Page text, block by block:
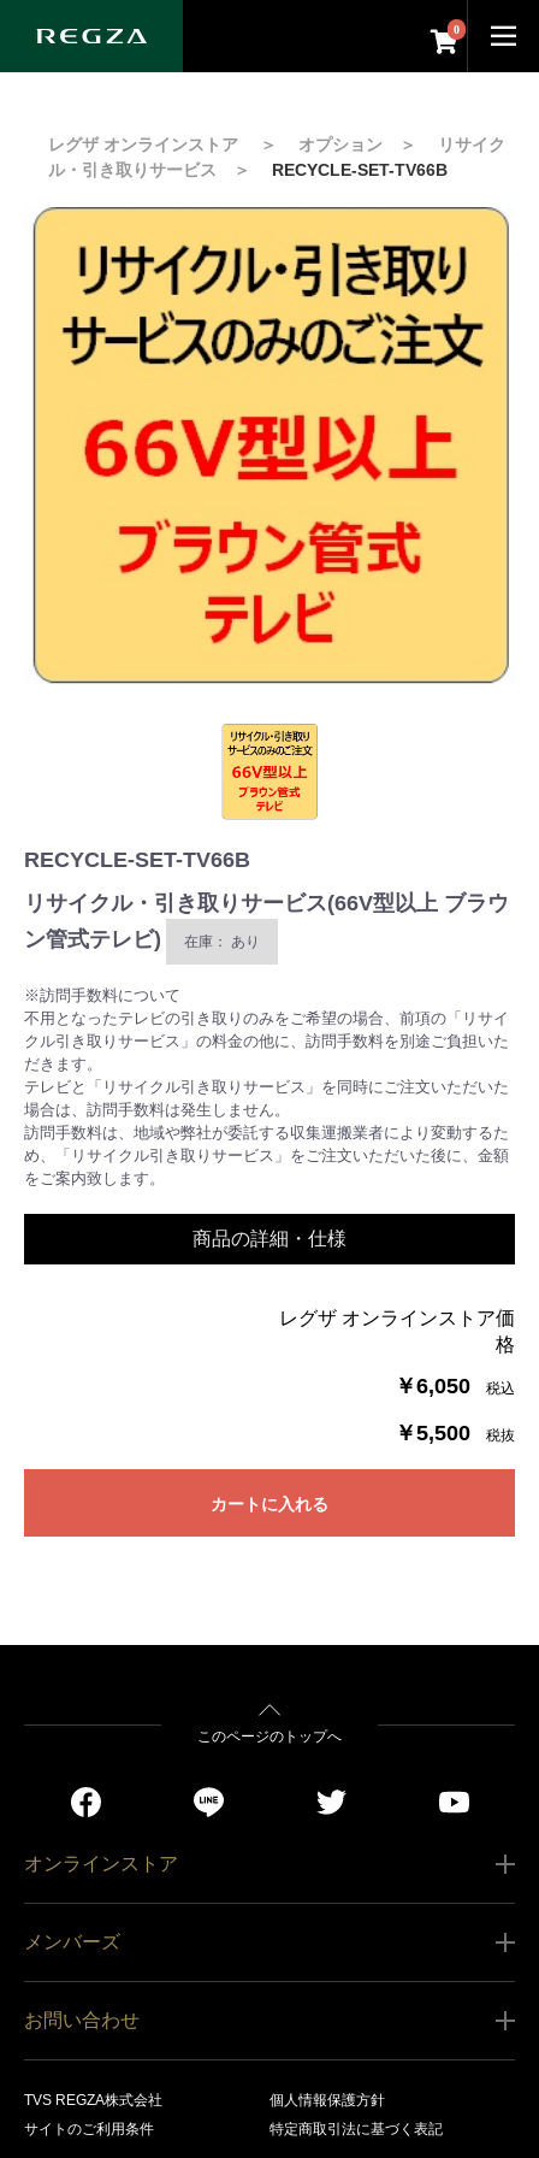
0
レグザ オンラインストア ＞ オプション ＞
リサイク
ル・引き取りサービス
＞ RECYCLE-SET-TV66B
RECYCLE-SET-TV66B
リサイクル・引き取りサービス(66V型以上 ブラウ
ン管式テレビ)
在庫： あり
※訪問手数料について
不用となったテレビの引き取りのみをご希望の場合、前項の「リサイ
クル引き取りサービス」の料金の他に、訪問手数料を別途ご負担いた
だきます。
テレビと「リサイクル引き取りサービス」を同時にご注文いただいた
場合は、訪問手数料は発生しません。
訪問手数料は、地域や弊社が委託する収集運搬業者により変動するた
め、「リサイクル引き取りサービス」をご注文いただいた後に、金額
をご案内致します。
商品の詳細・仕様
レグザ オンラインストア価
格
￥6,050 税込
￥5,500 税抜
カートに入れる
このページのトップへ
オンラインストア
営業日カレンダー
メンバーズ
会員規約
商品登録
お問い合わせ
TVS REGZA株式会社
個人情報保護方針
サイトのご利用条件
特定商取引法に基づく表記